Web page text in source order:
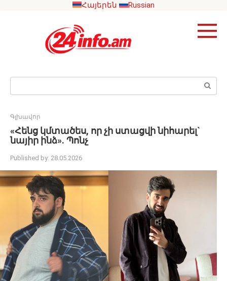
Հայերեն Russian
Search:
Գլխավոր
«Հենց կմտածես, որ չի ստացվի նիհարել`
նայիր ինձ». Պոնչ
Published by: 28.05.2026